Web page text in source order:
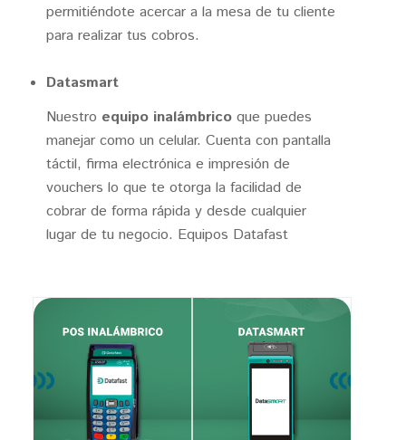
permitiéndote acercar a la mesa de tu cliente
para realizar tus cobros.
Datasmart
Nuestro equipo inalámbrico que puedes
manejar como un celular. Cuenta con pantalla
táctil, firma electrónica e impresión de
vouchers lo que te otorga la facilidad de
cobrar de forma rápida y desde cualquier
lugar de tu negocio. Equipos Datafast